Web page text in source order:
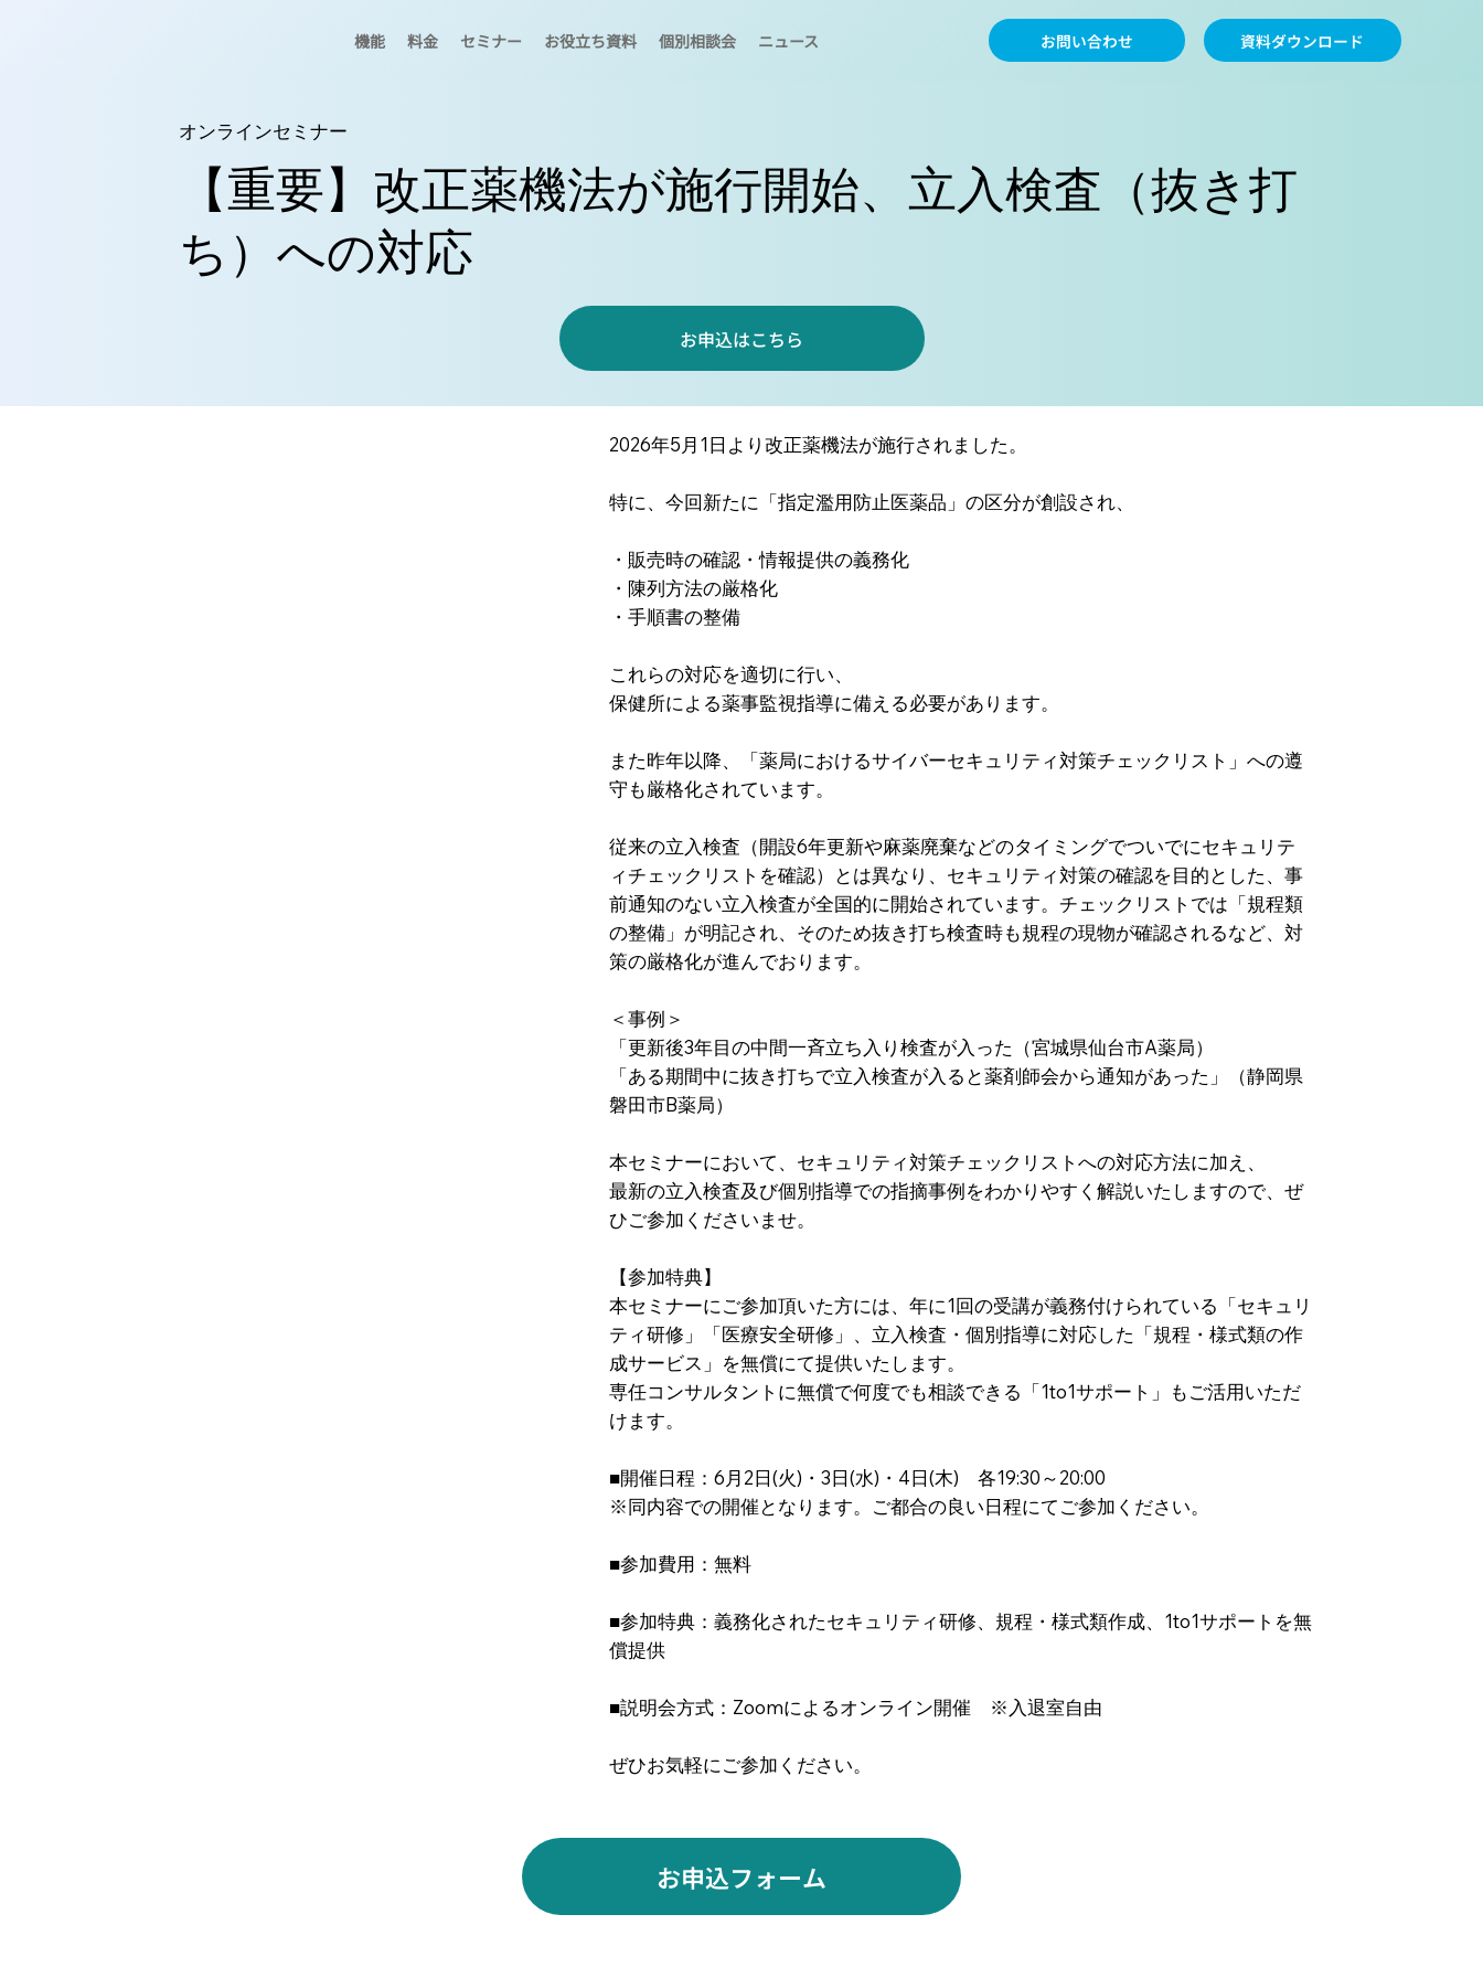
資料ダウンロード
お問い合わせ
機能 料金 セミナー お役立ち資料 個別相談会 ニュース
オンラインセミナー
【重要】改正薬機法が施行開始、立入検査（抜き打
ち）への対応
お申込はこちら
2026年5月1日より改正薬機法が施行されました。
特に、今回新たに「指定濫用防止医薬品」の区分が創設され、
・販売時の確認・情報提供の義務化
・陳列方法の厳格化
・手順書の整備
これらの対応を適切に行い、
保健所による薬事監視指導に備える必要があります。
また昨年以降、「薬局におけるサイバーセキュリティ対策チェックリスト」への遵
守も厳格化されています。
従来の立入検査（開設6年更新や麻薬廃棄などのタイミングでついでにセキュリテ
ィチェックリストを確認）とは異なり、セキュリティ対策の確認を目的とした、事
前通知のない立入検査が全国的に開始されています。チェックリストでは「規程類
の整備」が明記され、そのため抜き打ち検査時も規程の現物が確認されるなど、対
策の厳格化が進んでおります。
＜事例＞
「更新後3年目の中間一斉立ち入り検査が入った（宮城県仙台市A薬局）
「ある期間中に抜き打ちで立入検査が入ると薬剤師会から通知があった」（静岡県
磐田市B薬局）
本セミナーにおいて、セキュリティ対策チェックリストへの対応方法に加え、
最新の立入検査及び個別指導での指摘事例をわかりやすく解説いたしますので、ぜ
ひご参加くださいませ。
【参加特典】
本セミナーにご参加頂いた方には、年に1回の受講が義務付けられている「セキュリ
ティ研修」「医療安全研修」、立入検査・個別指導に対応した「規程・様式類の作
成サービス」を無償にて提供いたします。
専任コンサルタントに無償で何度でも相談できる「1to1サポート」もご活用いただ
けます。
■開催日程：6月2日(火)・3日(水)・4日(木) 各19:30～20:00
※同内容での開催となります。ご都合の良い日程にてご参加ください。
■参加費用：無料
■参加特典：義務化されたセキュリティ研修、規程・様式類作成、1to1サポートを無
償提供
■説明会方式：Zoomによるオンライン開催 ※入退室自由
ぜひお気軽にご参加ください。
お申込フォーム